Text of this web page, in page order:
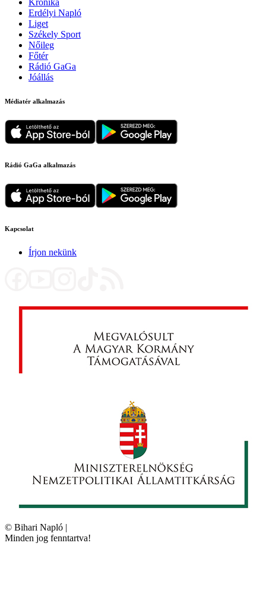
Krónika
Erdélyi Napló
Liget
Székely Sport
Nőileg
Főtér
Rádió GaGa
Jóállás
Médiatér alkalmazás
Rádió GaGa alkalmazás
Kapcsolat
Írjon nekünk
© Bihari Napló |
Minden jog fenntartva!